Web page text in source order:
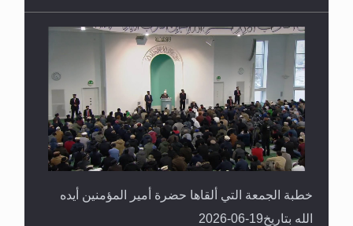
خطبة الجمعة التي ألقاها حضرة أمير المؤمنين أيده
الله بتاريخ19-06-2026